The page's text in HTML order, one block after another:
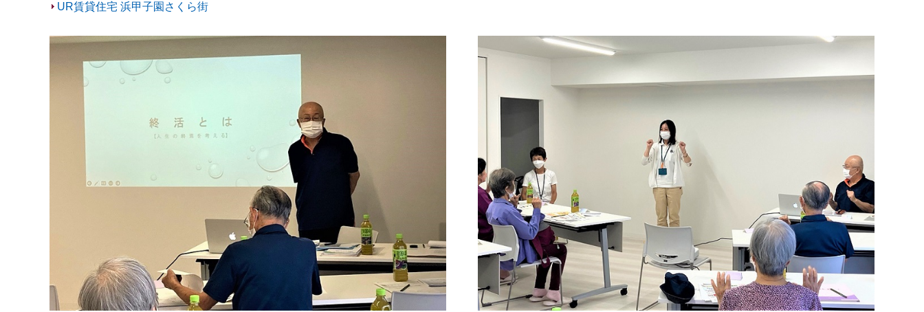
UR賃貸住宅 浜甲子園さくら街